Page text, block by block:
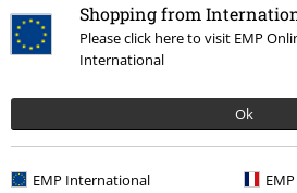
Shopping from
Please click here to visit EMP
International
Ok
EMP International
More categories. More options.
Merch kapel Žánr Death Metal
Výprodej % Média